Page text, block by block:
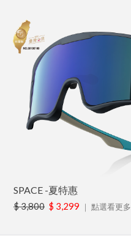
SPACE -夏特惠
$ 3,800 $ 3,299 ｜ 點選看更多